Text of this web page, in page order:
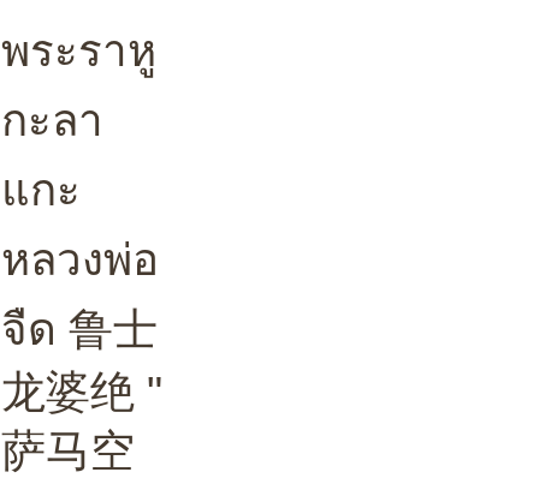
พระราหู
กะลา
แกะ
หลวงพ่อ
จืด 鲁士
龙婆绝 "
萨马空